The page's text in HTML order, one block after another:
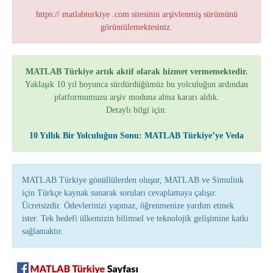
https:// matlabturkiye .com sitesinin arşivlenmiş sürümünü
görüntülemektesiniz.
MATLAB Türkiye artık aktif olarak hizmet vermemektedir.
Yaklaşık 10 yıl boyunca sürdürdüğümüz bu yolculuğun ardından
platformumuzu arşiv moduna alma kararı aldık.
Detaylı bilgi için:
10 Yıllık Bir Yolculuğun Sonu: MATLAB Türkiye’ye Veda
MATLAB Türkiye gönüllülerden oluşur, MATLAB ve Simulink
için Türkçe kaynak sunarak soruları cevaplamaya çalışır.
Ücretsizdir. Ödevlerinizi yapmaz, öğrenmenize yardım etmek
ister. Tek hedefi ülkemizin bilimsel ve teknolojik gelişimine katkı
sağlamaktır.